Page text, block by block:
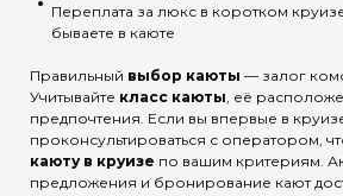
Переплата за люкс в коротком
бываете в каюте
Правильный выбор каюты — залог
Учитывайте класс каюты, её
предпочтения. Если вы впервые в
проконсультироваться с оператором,
каюту в круизе по вашим критериям.
предложения и бронирование кают